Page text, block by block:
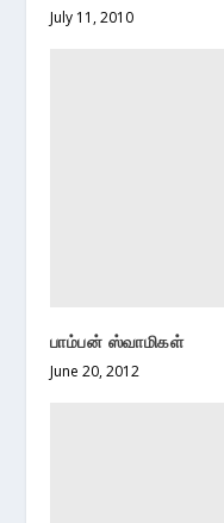
July 11, 2010
பாம்பன் ஸ்வாமிகள்
June 20, 2012